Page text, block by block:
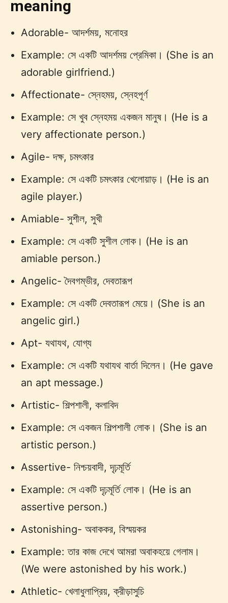
meaning
Adorable- আদর্শময়, মনোহর
Example: সে একটি আদর্শময় প্রেমিকা। (She is an
adorable girlfriend.)
Affectionate- স্নেহময়, স্নেহপূর্ণ
Example: সে খুব স্নেহময় একজন মানুষ। (He is a
very affectionate person.)
Agile- দক্ষ, চমৎকার
Example: সে একটি চমৎকার খেলোয়াড়। (He is an
agile player.)
Amiable- সুশীল, সুখী
Example: সে একটি সুশীল লোক। (He is an
amiable person.)
Angelic- দৈবগম্ভীর, দেবতারূপ
Example: সে একটি দেবতারূপ মেয়ে। (She is an
angelic girl.)
Apt- যথাযথ, যোগ্য
Example: সে একটি যথাযথ বার্তা দিলেন। (He gave
an apt message.)
Artistic- শিল্পশালী, কলাবিদ
Example: সে একজন শিল্পশালী লোক। (She is an
artistic person.)
Assertive- নিশ্চয়বাদী, দৃঢ়মূর্তি
Example: সে একটি দৃঢ়মূর্তি লোক। (He is an
assertive person.)
Astonishing- অবাককর, বিস্ময়কর
Example: তার কাজ দেখে আমরা অবাকহয়ে গেলাম।
(We were astonished by his work.)
Athletic- খেলাধুলাপ্রিয়, ক্রীড়াসুচি